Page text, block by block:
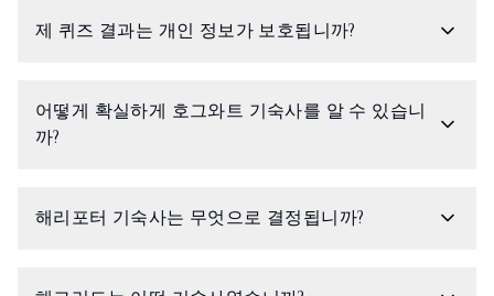
제 퀴즈 결과는 개인 정보가 보호됩니까?
어떻게 확실하게 호그와트 기숙사를 알 수 있습니
까?
해리포터 기숙사는 무엇으로 결정됩니까?